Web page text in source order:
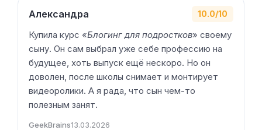
Александра 10.0/10
Купила курс «Блогинг для подростков» своему
сыну. Он сам выбрал уже себе профессию на
будущее, хоть выпуск ещё нескоро. Но он
доволен, после школы снимает и монтирует
видеоролики. А я рада, что сын чем-то
полезным занят.
GeekBrains13.03.2026